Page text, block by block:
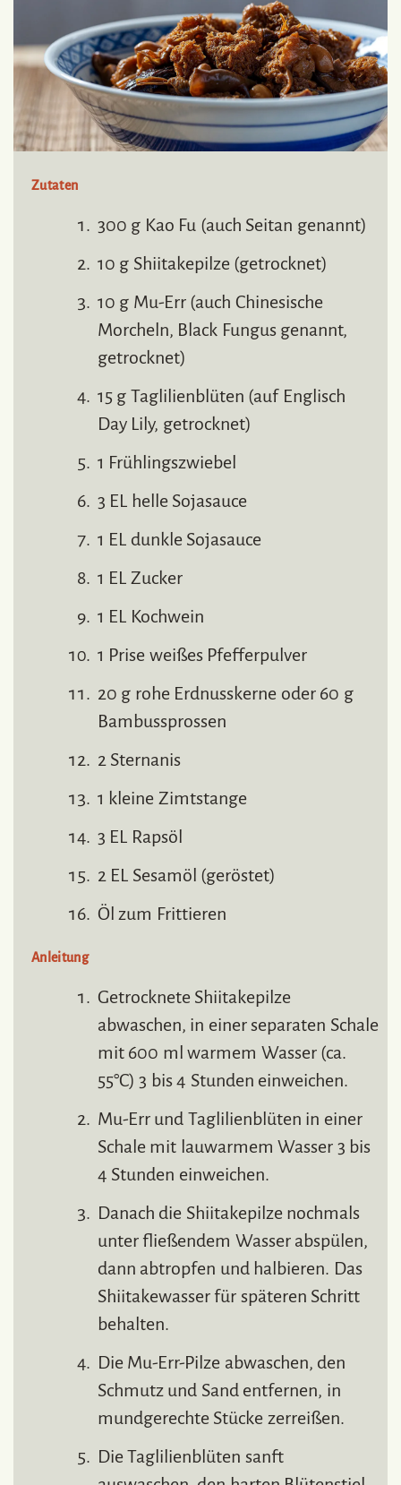
Zutaten
300 g Kao Fu (auch Seitan genannt)
10 g Shiitakepilze (getrocknet)
10 g Mu-Err (auch Chinesische
Morcheln, Black Fungus genannt,
getrocknet)
15 g Taglilienblüten (auf Englisch
Day Lily, getrocknet)
1 Frühlingszwiebel
3 EL helle Sojasauce
1 EL dunkle Sojasauce
1 EL Zucker
1 EL Kochwein
1 Prise weißes Pfefferpulver
20 g rohe Erdnusskerne oder 60 g
Bambussprossen
2 Sternanis
1 kleine Zimtstange
3 EL Rapsöl
2 EL Sesamöl (geröstet)
Öl zum Frittieren
Anleitung
Getrocknete Shiitakepilze
abwaschen, in einer separaten Schale
mit 600 ml warmem Wasser (ca.
55°C) 3 bis 4 Stunden einweichen.
Mu-Err und Taglilienblüten in einer
Schale mit lauwarmem Wasser 3 bis
4 Stunden einweichen.
Danach die Shiitakepilze nochmals
unter fließendem Wasser abspülen,
dann abtropfen und halbieren. Das
Shiitakewasser für späteren Schritt
behalten.
Die Mu-Err-Pilze abwaschen, den
Schmutz und Sand entfernen, in
mundgerechte Stücke zerreißen.
Die Taglilienblüten sanft